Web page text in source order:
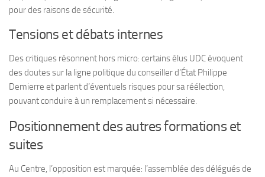
pour des raisons de sécurité.
Tensions et débats internes
Des critiques résonnent hors micro: certains élus UDC évoquent
des doutes sur la ligne politique du conseiller d’État Philippe
Demierre et parlent d’éventuels risques pour sa réélection,
pouvant conduire à un remplacement si nécessaire.
Positionnement des autres formations et
suites
Au Centre, l’opposition est marquée: l’assemblée des délégués de